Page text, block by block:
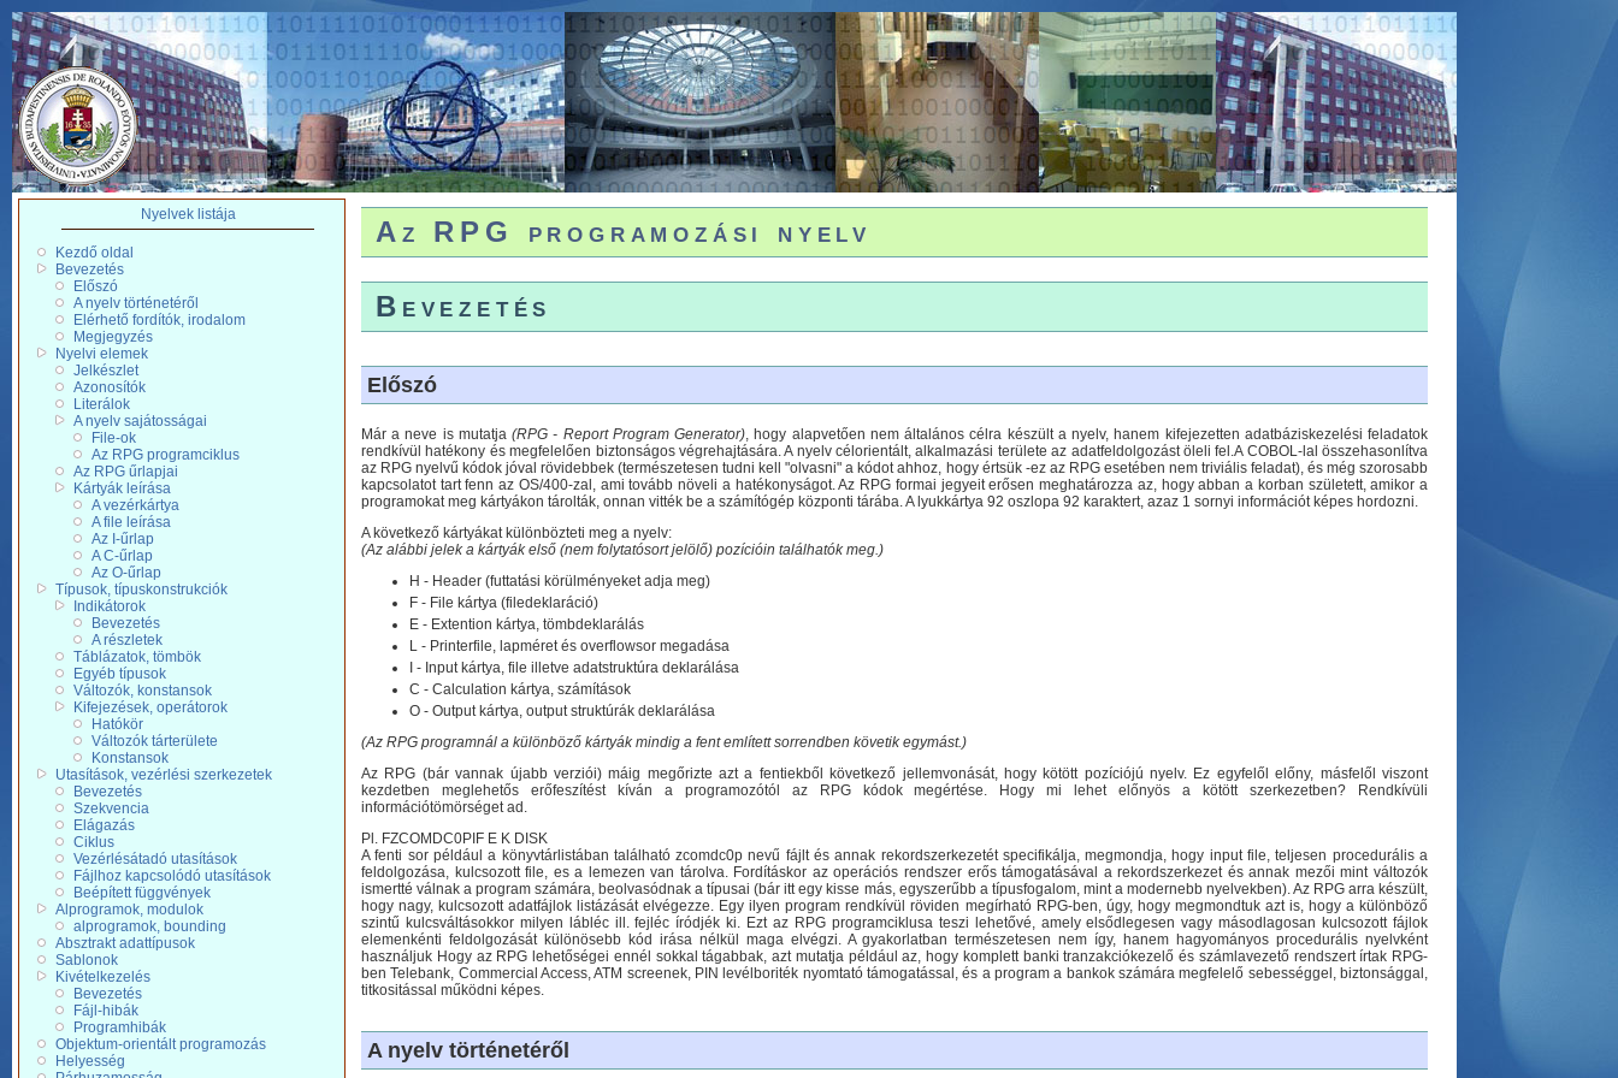
Nyelvek listája
Kezdő oldal
Bevezetés
Előszó
A nyelv történetéről
Elérhető fordítók, irodalom
Megjegyzés
Nyelvi elemek
Jelkészlet
Azonosítók
Literálok
A nyelv sajátosságai
File-ok
Az RPG programciklus
Az RPG űrlapjai
Kártyák leírása
A vezérkártya
A file leírása
Az I-űrlap
A C-űrlap
Az O-űrlap
Típusok, típuskonstrukciók
Indikátorok
Bevezetés
A részletek
Táblázatok, tömbök
Egyéb típusok
Változók, konstansok
Kifejezések, operátorok
Hatókör
Változók tárterülete
Konstansok
Utasítások, vezérlési szerkezetek
Bevezetés
Szekvencia
Elágazás
Ciklus
Vezérlésátadó utasítások
Fájlhoz kapcsolódó utasítások
Beépített függvények
Alprogramok, modulok
alprogramok, bounding
Absztrakt adattípusok
Sablonok
Kivételkezelés
Bevezetés
Fájl-hibák
Programhibák
Objektum-orientált programozás
Helyesség
Az RPG programozási nyelv
Bevezetés
Előszó
Már a neve is mutatja(RPG - Report Program Generator), hogy alapvetően nem általános célra készült a nyelv, hanem kifejezetten adatbáziskezelési feladatok
rendkívül hatékony és megfelelően biztonságos végrehajtására. A nyelv célorientált, alkalmazási területe az adatfeldolgozást öleli fel.A COBOL-lal összehasonlítva
az RPG nyelvű kódok jóval rövidebbek (természetesen tudni kell "olvasni" a kódot ahhoz, hogy értsük -ez az RPG esetében nem triviális feladat), és még szorosabb
kapcsolatot tart fenn az OS/400-zal, ami tovább növeli a hatékonyságot. Az RPG formai jegyeit erősen meghatározza az, hogy abban a korban született, amikor a
programokat meg kártyákon tárolták, onnan vitték be a számítógép központi tárába. A lyukkártya 92 oszlopa 92 karaktert, azaz 1 sornyi információt képes hordozni.
A következő kártyákat különbözteti meg a nyelv:
(Az alábbi jelek a kártyák első (nem folytatósort jelölő) pozícióin találhatók meg.)
H - Header (futtatási körülményeket adja meg)
F - File kártya (filedeklaráció)
E - Extention kártya, tömbdeklarálás
L - Printerfile, lapméret és overflowsor megadása
I - Input kártya, file illetve adatstruktúra deklarálása
C - Calculation kártya, számítások
O - Output kártya, output struktúrák deklarálása
(Az RPG programnál a különböző kártyák mindig a fent említett sorrendben követik egymást.)
Az RPG (bár vannak újabb verziói) máig megőrizte azt a fentiekből következő jellemvonását, hogy kötött pozíciójú nyelv. Ez egyfelől előny, másfelől viszont
kezdetben meglehetős erőfeszítést kíván a programozótól az RPG kódok megértése. Hogy mi lehet előnyös a kötött szerkezetben? Rendkívüli
információtömörséget ad.
Pl. FZCOMDC0PIF E K DISK
A fenti sor például a könyvtárlistában található zcomdc0p nevű fájlt és annak rekordszerkezetét specifikálja, megmondja, hogy input file, teljesen procedurális a
feldolgozása, kulcsozott file, es a lemezen van tárolva. Fordításkor az operációs rendszer erős támogatásával a rekordszerkezet és annak mezői mint változók
ismertté válnak a program számára, beolvasódnak a típusai (bár itt egy kisse más, egyszerűbb a típusfogalom, mint a modernebb nyelvekben). Az RPG arra készült,
hogy nagy, kulcsozott adatfájlok listázását elvégezze. Egy ilyen program rendkívül röviden megírható RPG-ben, úgy, hogy megmondtuk azt is, hogy a különböző
szintű kulcsváltásokkor milyen lábléc ill. fejléc íródjék ki. Ezt az RPG programciklusa teszi lehetővé, amely elsődlegesen vagy másodlagosan kulcsozott fájlok
elemenkénti feldolgozását különösebb kód irása nélkül maga elvégzi. A gyakorlatban természetesen nem így, hanem hagyományos procedurális nyelvként
használjuk Hogy az RPG lehetőségei ennél sokkal tágabbak, azt mutatja például az, hogy komplett banki tranzakciókezelő és számlavezető rendszert írtak RPG-
ben Telebank, Commercial Access, ATM screenek, PIN levélboriték nyomtató támogatással, és a program a bankok számára megfelelő sebességgel, biztonsággal,
titkositással működni képes.
A nyelv történetéről